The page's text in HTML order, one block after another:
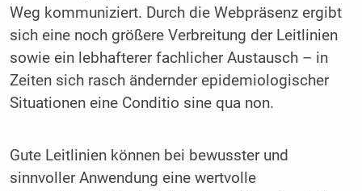
Weg kommuniziert. Durch die Webpräsenz ergibt
sich eine noch größere Verbreitung der Leitlinien
sowie ein lebhafterer fachlicher Austausch – in
Zeiten sich rasch ändernder epidemiologischer
Situationen eine Conditio sine qua non.
Gute Leitlinien können bei bewusster und
sinnvoller Anwendung eine wertvolle